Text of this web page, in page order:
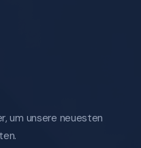
um unsere neuesten